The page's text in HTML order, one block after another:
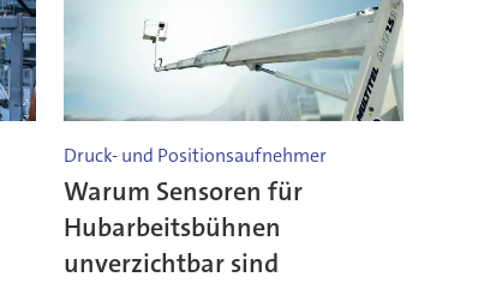
Druck- und Positionsaufnehmer
Warum Sensoren für
Hubarbeitsbühnen
unverzichtbar sind